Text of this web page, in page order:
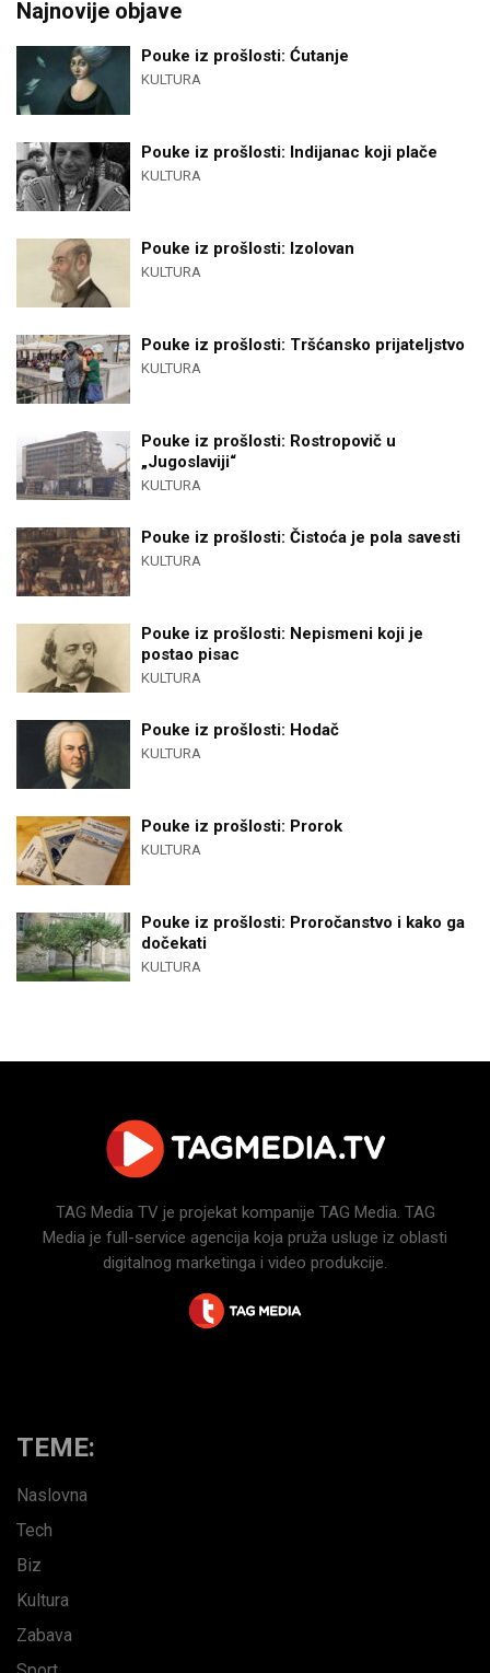
Najnovije objave
Pouke iz prošlosti: Ćutanje
KULTURA
Pouke iz prošlosti: Indijanac koji plače
KULTURA
Pouke iz prošlosti: Izolovan
KULTURA
Pouke iz prošlosti: Tršćansko prijateljstvo
KULTURA
Pouke iz prošlosti: Rostropovič u
„Jugoslaviji“
KULTURA
Pouke iz prošlosti: Čistoća je pola savesti
KULTURA
Pouke iz prošlosti: Nepismeni koji je
postao pisac
KULTURA
Pouke iz prošlosti: Hodač
KULTURA
Pouke iz prošlosti: Prorok
KULTURA
Pouke iz prošlosti: Proročanstvo i kako ga
dočekati
KULTURA
TAG Media TV je projekat kompanije TAG Media. TAG
Media je full-service agencija koja pruža usluge iz oblasti
digitalnog marketinga i video produkcije.
TEME:
Naslovna
Tech
Biz
Kultura
Zabava